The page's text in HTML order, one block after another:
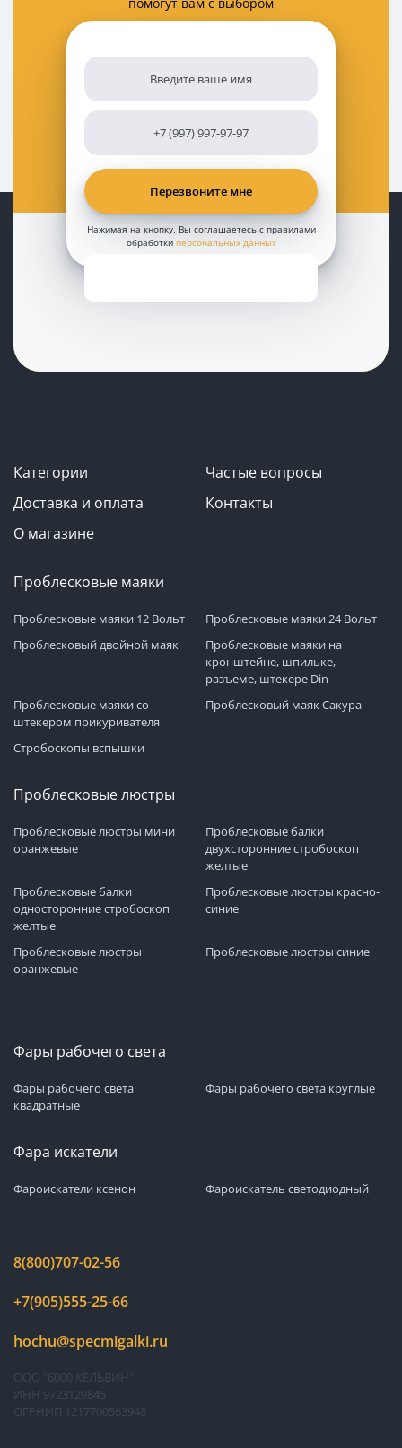
Нажимая на кнопку, Вы соглашаетесь с правилами
обработки персональных данных
Категории
Частые вопросы
Доставка и оплата
Контакты
О магазине
Проблесковые маяки
Проблесковые маяки 12 Вольт
Проблесковые маяки 24 Вольт
Проблесковый двойной маяк
Проблесковые маяки на
кронштейне, шпильке,
разъеме, штекере Din
Проблесковые маяки со
штекером прикуривателя
Проблесковый маяк Сакура
Стробоскопы вспышки
Проблесковые люстры
Проблесковые люстры мини
оранжевые
Проблесковые балки
двухсторонние стробоскоп
желтые
Проблесковые балки
односторонние стробоскоп
желтые
Проблесковые люстры красно-
синие
Проблесковые люстры
оранжевые
Проблесковые люстры синие
Фары рабочего света
Фары рабочего света
квадратные
Фары рабочего света круглые
Фара искатели
Фароискатели ксенон Фароискатель светодиодный
8(800)707-02-56
+7(905)555-25-66
hochu@specmigalki.ru
ООО "6000 КЕЛЬВИН"
ИНН 9723129845
ОГРНИП 1217700563948